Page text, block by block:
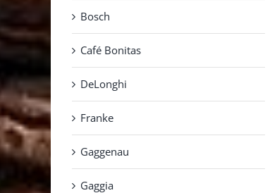
Bosch
Café Bonitas
DeLonghi
Franke
Gaggenau
Gaggia